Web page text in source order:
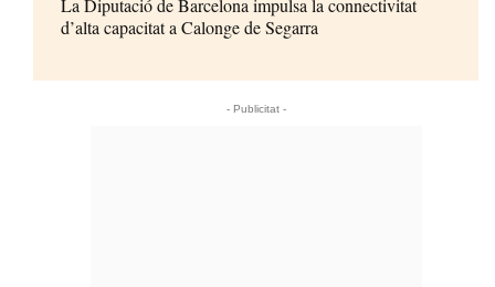
La Diputació de Barcelona impulsa la connectivitat
d’alta capacitat a Calonge de Segarra
- Publicitat -